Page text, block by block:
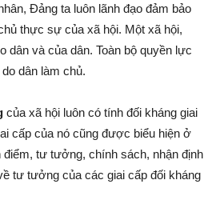
Đảng ta luôn lãnh đạo đảm bảo
thực sự của xã hội. Một xã hội,
dân và của dân. Toàn bộ quyền lực
dân làm chủ.
của xã hội luôn có tính đối kháng giai
cấp của nó cũng được biểu hiện ở
tư tưởng, chính sách, nhận định
tư tưởng của các giai cấp đối kháng